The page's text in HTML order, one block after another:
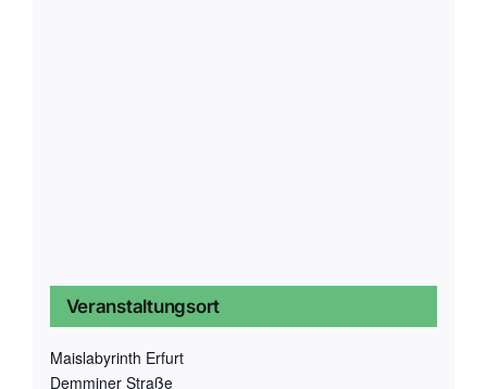
Veranstaltungsort
Maislabyrinth Erfurt
Demminer Straße